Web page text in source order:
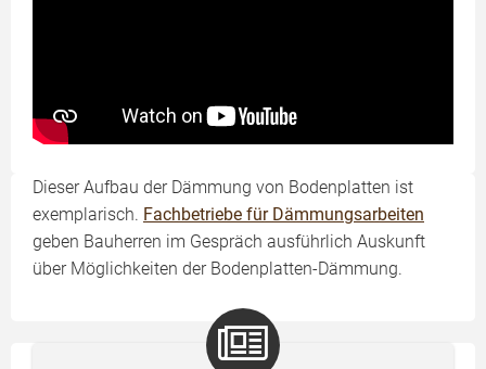
Dieser Aufbau der Dämmung von Bodenplatten ist
exemplarisch. Fachbetriebe für Dämmungsarbeiten
geben Bauherren im Gespräch ausführlich Auskunft
über Möglichkeiten der Bodenplatten-Dämmung.